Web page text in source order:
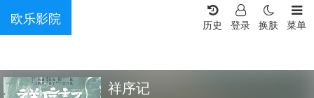
欧乐影院 菜单
换肤
登录
历史
祥序记